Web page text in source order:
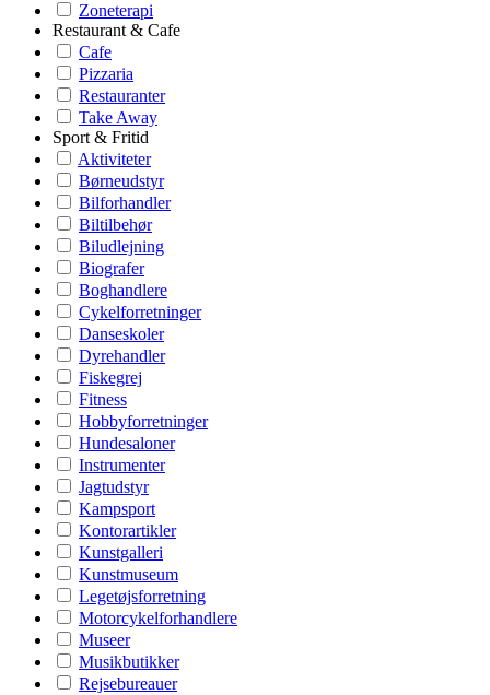
Zoneterapi
Restaurant & Cafe
Cafe
Pizzaria
Restauranter
Take Away
Sport & Fritid
Aktiviteter
Børneudstyr
Bilforhandler
Biltilbehør
Biludlejning
Biografer
Boghandlere
Cykelforretninger
Danseskoler
Dyrehandler
Fiskegrej
Fitness
Hobbyforretninger
Hundesaloner
Instrumenter
Jagtudstyr
Kampsport
Kontorartikler
Kunstgalleri
Kunstmuseum
Legetøjsforretning
Motorcykelforhandlere
Museer
Musikbutikker
Rejsebureauer